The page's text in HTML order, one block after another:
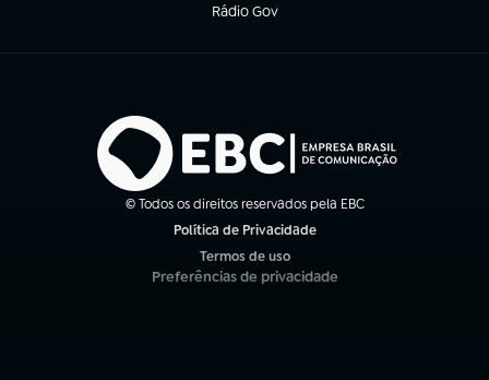
Rádio Gov
(abre em nova aba)
© Todos os direitos reservados pela EBC
Política de Privacidade
Termos de uso
(abre em nova aba)
Preferências de privacidade